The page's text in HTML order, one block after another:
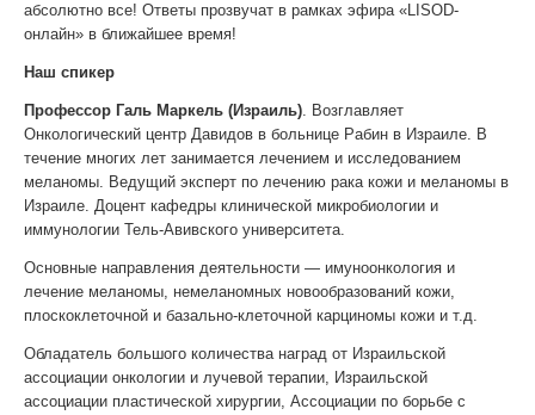
абсолютно все! Ответы прозвучат в рамках эфира «LISOD-
онлайн» в ближайшее время!
Наш спикер
Профессор Галь Маркель (Израиль). Возглавляет
Онкологический центр Давидов в больнице Рабин в Израиле. В
течение многих лет занимается лечением и исследованием
меланомы. Ведущий эксперт по лечению рака кожи и меланомы в
Израиле. Доцент кафедры клинической микробиологии и
иммунологии Тель-Авивского университета.
Основные направления деятельности — имуноонкология и
лечение меланомы, немеланомных новообразований кожи,
плоскоклеточной и базально-клеточной карциномы кожи и т.д.
Обладатель большого количества наград от Израильской
ассоциации онкологии и лучевой терапии, Израильской
ассоциации пластической хирургии, Ассоциации по борьбе с